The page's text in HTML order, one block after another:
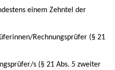
einem Zehntel der
Rechnungsprüfer (§ 21
s (§ 21 Abs. 5 zweiter